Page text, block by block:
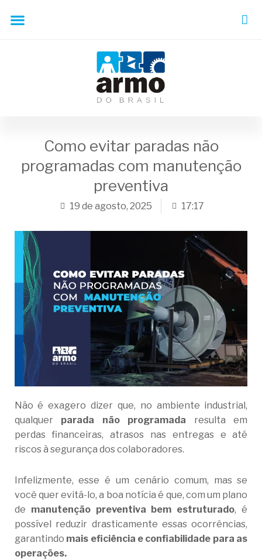
Como evitar paradas não
programadas com manutenção
preventiva
19 de agosto, 2025 17:17
Não é exagero dizer que, no ambiente industrial,
qualquer parada não programada resulta em
perdas financeiras, atrasos nas entregas e até
riscos à segurança dos colaboradores.
Infelizmente, esse é um cenário comum, mas se
você quer evitá-lo, a boa notícia é que, com um plano
de manutenção preventiva bem estruturado, é
possível reduzir drasticamente essas ocorrências,
garantindo mais eficiência e confiabilidade para as
operações.